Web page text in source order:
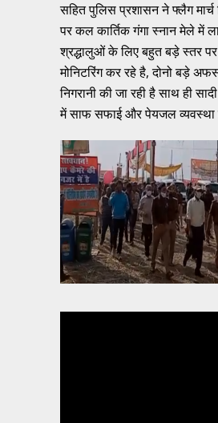
सहित पुलिस प्रशासन ने फ्लैग मार्च
पर कल कार्तिक गंगा स्नान मेले में
श्रद्धालुओं के लिए बहुत बड़े स्तर
मोनिटरिंग कर रहे है, दोनो बड़े
निगरानी की जा रही है साथ ही
में साफ सफाई और पेयजल व्यवस्था